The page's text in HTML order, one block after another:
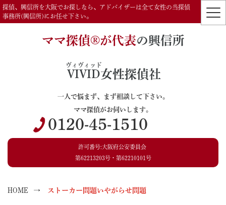
探偵、興信所を大阪でお探しなら、アドバイザーは全て女性の当探偵
事務所(興信所)にお任せ下さい。
ママ探偵®️が代表の興信所
VIVID
ヴィヴィッド
女性探偵社
一人で悩まず、まず相談して下さい。
ママ探偵がお伺いします。
0120-45-1510
許可番号:大阪府公安委員会
第62213203号・第62210101号
HOME ストーカー問題いやがらせ問題